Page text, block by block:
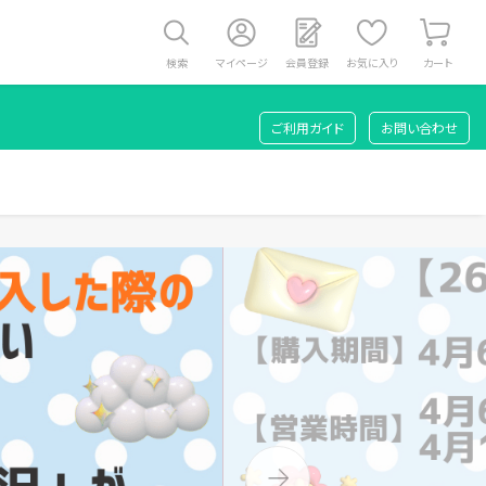
検索 マイページ 会員登録 お気に入り カート
ご利用ガイド お問い合わせ